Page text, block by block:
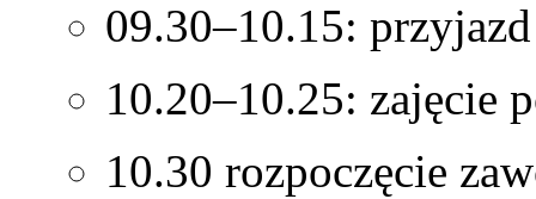
09.30–10.15:
10.20–10.25: zajęcie
10.30 rozpoczęcie